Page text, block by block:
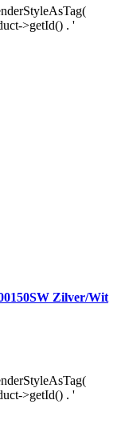
>getId() . '
Zilver/Wit
>getId() . '